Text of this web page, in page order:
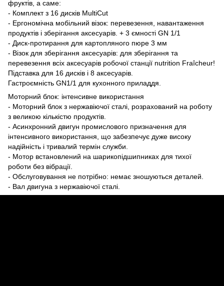
фруктів, а саме:
- Комплект з 16 дисків MultiCut
- Ергономічна мобільний візок: перевезення, навантаження
продуктів і зберігання аксесуарів. + 3 ємності GN 1/1
- Диск-протирання для картопляного пюре 3 мм
- Візок для зберігання аксесуарів: для зберігання та
перевезення всіх аксесуарів робочої станції nutrition Fraîcheur!
Підставка для 16 дисків і 8 аксесуарів.
Гастроємність GN1/1 для кухонного приладдя.
Моторний блок: інтенсивне використання
- Моторний блок з нержавіючої сталі, розрахований на роботу
з великою кількістю продуктів.
- Асинхронний двигун промислового призначення для
інтенсивного використання, що забезпечує дуже високу
надійність і тривалий термін служби.
- Мотор встановлений на шарикопідшипниках для тихої
роботи без вібрації.
- Обслуговування не потрібно: немає зношуються деталей.
- Вал двигуна з нержавіючої сталі.